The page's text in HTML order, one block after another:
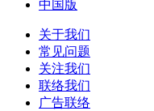
中国版
关于我们
常见问题
关注我们
联络我们
广告联络